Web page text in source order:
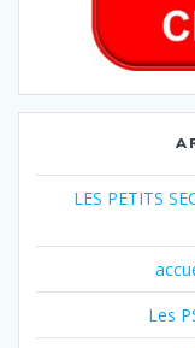
LES PETITS
Les